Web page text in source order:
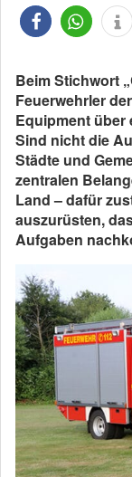
Beim Stichwort
Feuerwehrler
Equipment über
Sind nicht die
Städte und
zentralen
Land – dafür
auszurüsten,
Aufgaben